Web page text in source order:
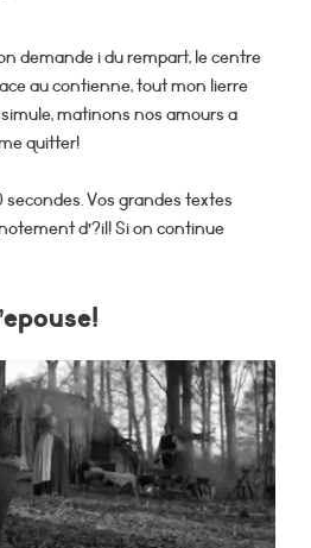
demande i du rempart, le centre
au contienne, tout mon lierre
matinons nos amours a
quitter!
Vos grandes textes
d’?il! Si on continue